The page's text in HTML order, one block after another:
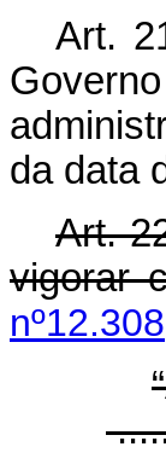
Art.
da data
Art.
vigorar